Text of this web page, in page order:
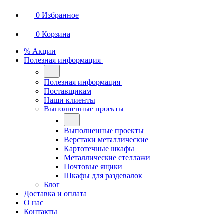
0 Избранное
0 Корзина
% Акции
Полезная информация
Полезная информация
Поставщикам
Наши клиенты
Выполненные проекты
Выполненные проекты
Верстаки металлические
Картотечные шкафы
Металлические стеллажи
Почтовые ящики
Шкафы для раздевалок
Блог
Доставка и оплата
О нас
Контакты